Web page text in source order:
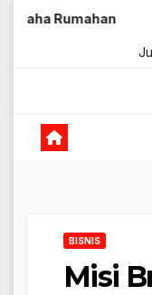
Skip
BISNIS
Misi